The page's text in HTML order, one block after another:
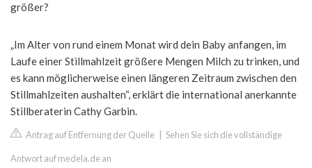
größer?
„Im Alter von rund einem Monat wird dein Baby anfangen, im
Laufe einer Stillmahlzeit größere Mengen Milch zu trinken, und
es kann möglicherweise einen längeren Zeitraum zwischen den
Stillmahlzeiten aushalten“, erklärt die international anerkannte
Stillberaterin Cathy Garbin.
Antrag auf Entfernung der Quelle Sehen Sie sich die vollständige
Antwort auf medela.de an